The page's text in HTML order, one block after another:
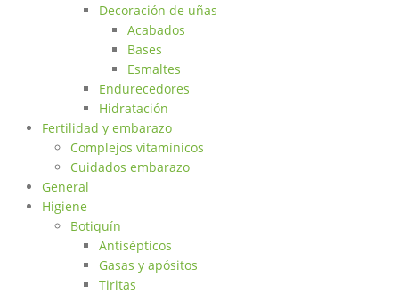
Decoración de uñas
Acabados
Bases
Esmaltes
Endurecedores
Hidratación
Fertilidad y embarazo
Complejos vitamínicos
Cuidados embarazo
General
Higiene
Botiquín
Antisépticos
Gasas y apósitos
Tiritas